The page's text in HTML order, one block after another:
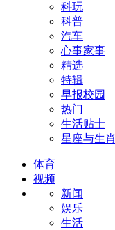
科玩
科普
汽车
心事家事
精选
特辑
早报校园
热门
生活贴士
星座与生肖
体育
视频
新闻
娱乐
生活